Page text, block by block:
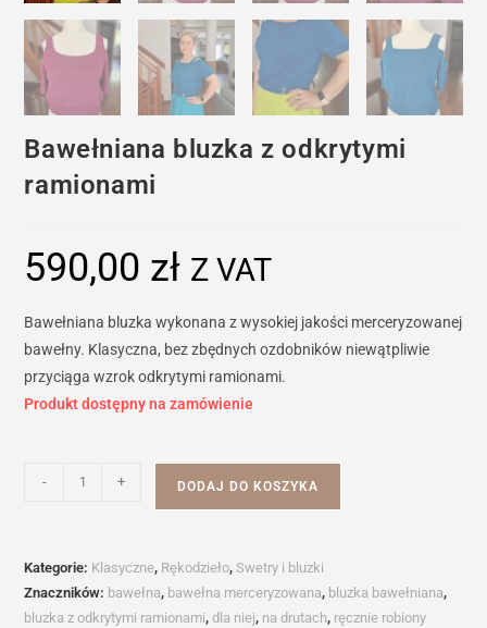
Bawełniana bluzka z odkrytymi
ramionami
590,00 zł Z VAT
Bawełniana bluzka wykonana z wysokiej jakości merceryzowanej
bawełny. Klasyczna, bez zbędnych ozdobników niewątpliwie
przyciąga wzrok odkrytymi ramionami.
Produkt dostępny na zamówienie
odkrytymi
ramionami
- + DODAJ DO KOSZYKA
Kategorie: Klasyczne, Rękodzieło,Swetry i bluzki
Znaczników: bawełna, bawełna merceryzowana, bluzka bawełniana,
bluzka z odkrytymi ramionami,dla niej, na drutach, ręcznie robiony